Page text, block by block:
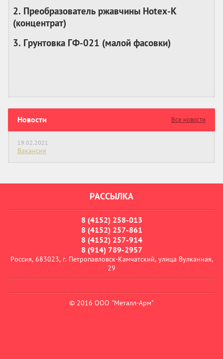
2. Преобразователь ржавчины Hotex-K
(концентрат)
3. Грунтовка ГФ-021 (малой фасовки)
Новости Все новости
19.02.2021
Вакансия
РАССЫЛКА
8 (4152) 258-013
8 (4152) 257-861
8 (4152) 257-914
8 (914) 789-2957
Россия, 683023, г. Петропавловск-Камчатский, улица Вулканная,
29
© 2016 ООО "Металл-Арм"